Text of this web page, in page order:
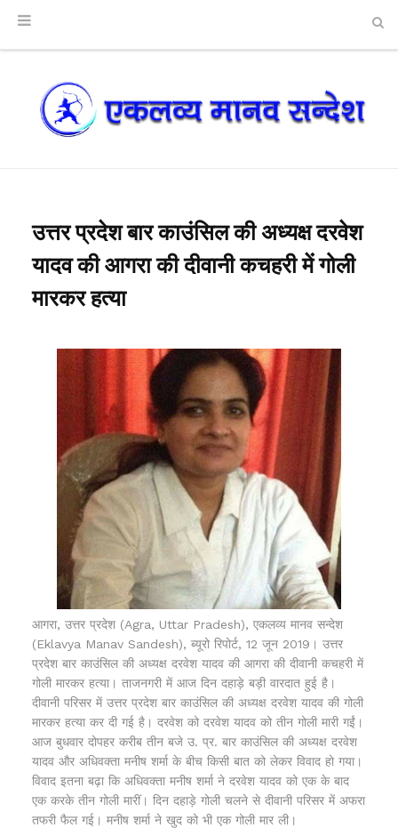
उत्तर प्रदेश बार काउंसिल की अध्यक्ष दरवेश
यादव की आगरा की दीवानी कचहरी में गोली
मारकर हत्या
आगरा, उत्तर प्रदेश (Agra, Uttar Pradesh), एकलव्य मानव सन्देश
(Eklavya Manav Sandesh), ब्यूरो रिपोर्ट, 12 जून 2019। उत्तर
प्रदेश बार काउंसिल की अध्यक्ष दरवेश यादव की आगरा की दीवानी कचहरी में
गोली मारकर हत्या। ताजनगरी में आज दिन दहाड़े बड़ी वारदात हुई है।
दीवानी परिसर में उत्तर प्रदेश बार काउंसिल की अध्‍यक्ष दरवेश यादव की गोली
मारकर हत्या कर दी गई है। दरवेश को दरवेश यादव को तीन गोली मारी गईं।
आज बुधवार दोपहर करीब तीन बजे उ. प्र. बार काउंसिल की अध्‍यक्ष दरवेश
यादव और अधिवक्‍ता मनीष शर्मा के बीच किसी बात को लेकर विवाद हो गया।
विवाद इतना बढ़ा कि अधिवक्ता मनीष शर्मा ने दरवेश यादव को एक के बाद
एक करके तीन गोली मारीं। दिन दहाड़े गोली चलने से दीवानी परिसर में अफरा
तफरी फैल गई। मनीष शर्मा ने खुद को भी एक गोली मार ली।